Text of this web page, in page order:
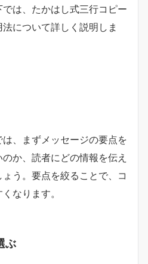
は、たかはし式三行コピー
について詳しく説明しま
、まずメッセージの要点を
か、読者にどの情報を伝え
う。要点を絞ることで、コ
なります。
ぶ